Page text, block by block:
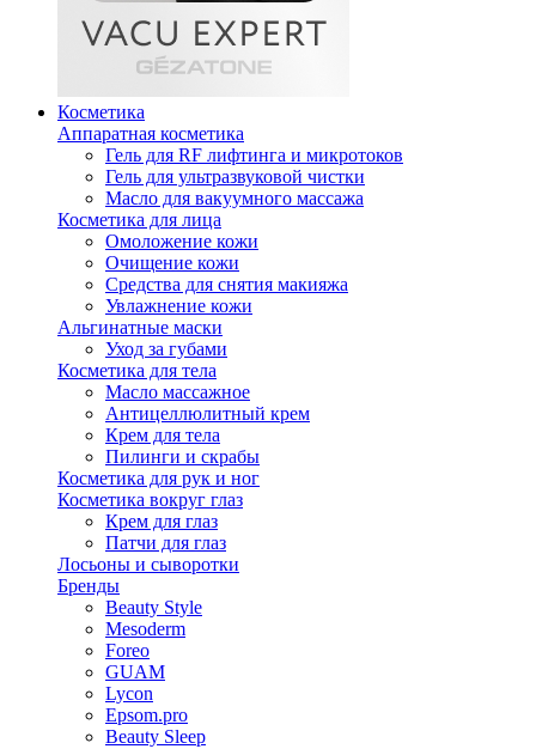
Косметика
Аппаратная косметика
Гель для RF лифтинга и микротоков
Гель для ультразвуковой чистки
Масло для вакуумного массажа
Косметика для лица
Омоложение кожи
Очищение кожи
Средства для снятия макияжа
Увлажнение кожи
Альгинатные маски
Уход за губами
Косметика для тела
Масло массажное
Антицеллюлитный крем
Крем для тела
Пилинги и скрабы
Косметика для рук и ног
Косметика вокруг глаз
Крем для глаз
Патчи для глаз
Лосьоны и сыворотки
Бренды
Beauty Style
Mesoderm
Foreo
GUAM
Lycon
Epsom.pro
Beauty Sleep